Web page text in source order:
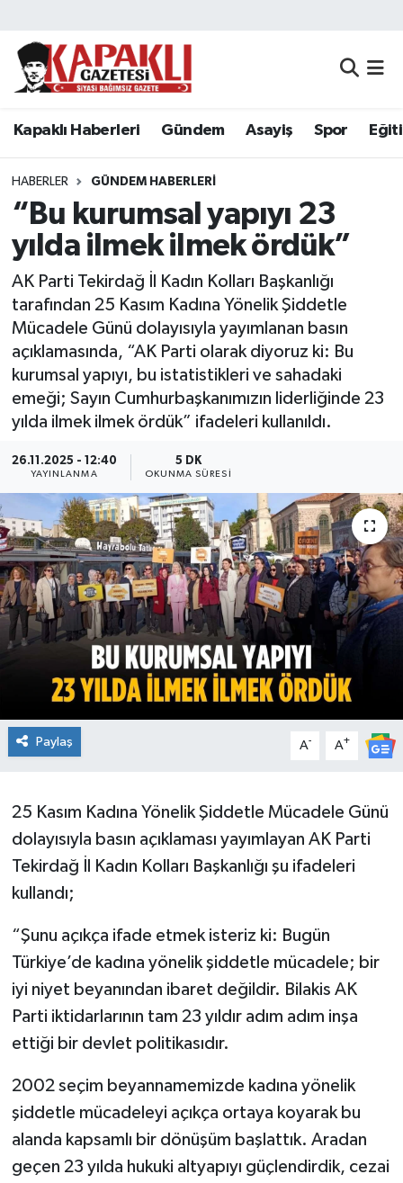
Kapaklı Haberleri Gündem Asayiş Spor
HABERLER GÜNDEM HABERLERI
“Bu kurumsal yapıyı 23
yılda ilmek ilmek ördük”
AK Parti Tekirdağ İl Kadın Kolları Başkanlığı
tarafından 25 Kasım Kadına Yönelik Şiddetle
Mücadele Günü dolayısıyla yayımlanan basın
açıklamasında, “AK Parti olarak diyoruz ki: Bu
kurumsal yapıyı, bu istatistikleri ve sahadaki
emeği; Sayın Cumhurbaşkanımızın liderliğinde 23
yılda ilmek ilmek ördük” ifadeleri kullanıldı.
26.11.2025 - 12:40
YAYINLANMA
5 DK
OKUNMA SÜRESI
Paylaş A- A+
25 Kasım Kadına Yönelik Şiddetle Mücadele Günü
dolayısıyla basın açıklaması yayımlayan AK Parti
Tekirdağ İl Kadın Kolları Başkanlığı şu ifadeleri
kullandı;
“Şunu açıkça ifade etmek isteriz ki: Bugün
Türkiye’de kadına yönelik şiddetle mücadele; bir
iyi niyet beyanından ibaret değildir. Bilakis AK
Parti iktidarlarının tam 23 yıldır adım adım inşa
ettiği bir devlet politikasıdır.
2002 seçim beyannamemizde kadına yönelik
şiddetle mücadeleyi açıkça ortaya koyarak bu
alanda kapsamlı bir dönüşüm başlattık. Aradan
geçen 23 yılda hukuki altyapıyı güçlendirdik, cezai
Kapaklı Haberleri
Asayiş
Spor
Eğitim
Siyaset
Resmi Reklamlar
Tekirdağ
Sağlık
Teknoloji
Yaşam
Tekirdağ Nöbetçi Eczaneler
Tekirdağ Namaz Vakitleri
Tekirdağ Trafik Yoğunluk Haritası
Süper Lig Puan Durumu ve Fikstür
Tüm Manşetler
Son Dakika Haberleri
Haber Arşivi